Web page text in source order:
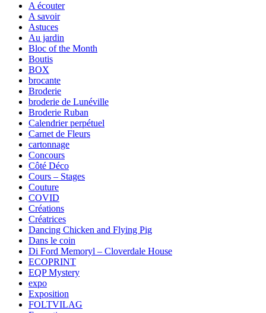
A écouter
A savoir
Astuces
Au jardin
Bloc of the Month
Boutis
BOX
brocante
Broderie
broderie de Lunéville
Broderie Ruban
Calendrier perpétuel
Carnet de Fleurs
cartonnage
Concours
Côté Déco
Cours – Stages
Couture
COVID
Créations
Créatrices
Dancing Chicken and Flying Pig
Dans le coin
Di Ford Memoryl – Cloverdale House
ECOPRINT
EQP Mystery
expo
Exposition
FOLTVILAG